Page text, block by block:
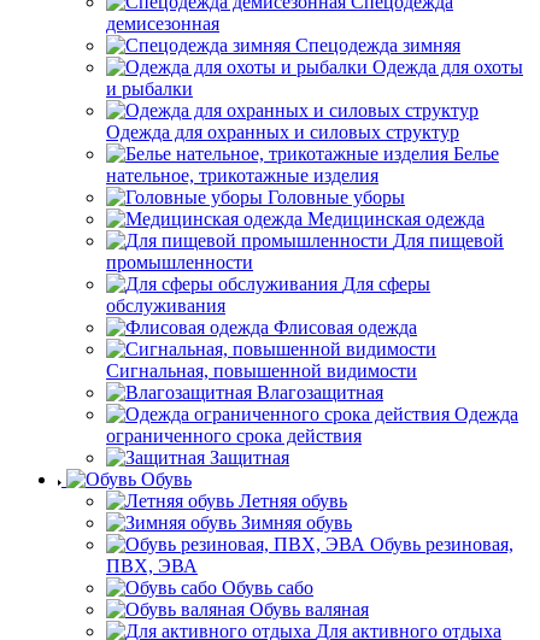
демисезонная
Спецодежда зимняя
Одежда для охоты
и рыбалки
Одежда для охранных и силовых структур
Белье
нательное, трикотажные изделия
Головные уборы
Медицинская одежда
Для пищевой
промышленности
Для сферы
обслуживания
Флисовая одежда
Сигнальная, повышенной видимости
Влагозащитная
Одежда
ограниченного срока действия
Защитная
Обувь
Летняя обувь
Зимняя обувь
Обувь резиновая,
ПВХ, ЭВА
Обувь сабо
Обувь валяная
Для активного отдыха